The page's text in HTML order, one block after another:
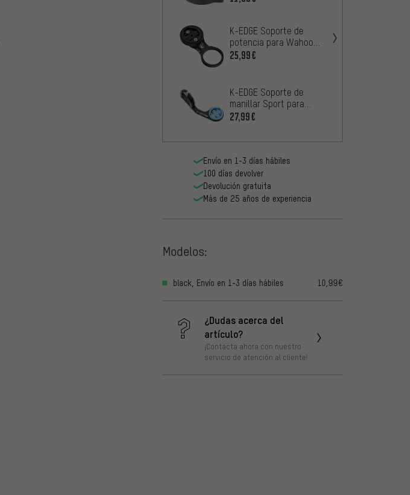
K-EDGE Soporte de
potencia para Wahoo
ELEMNT
25,99€
K-EDGE Soporte de
manillar Sport para
Wahoo ELEMNT Bolt /
27,99€
Envío en 1-3 días hábiles
100 días devolver
Devolución gratuita
Más de 25 años de experiencia
Modelos:
black, Envío en 1-3 días hábiles 10,99€
¿Dudas acerca del
artículo?
¡Contacta ahora con nuestro
servicio de atención al cliente!